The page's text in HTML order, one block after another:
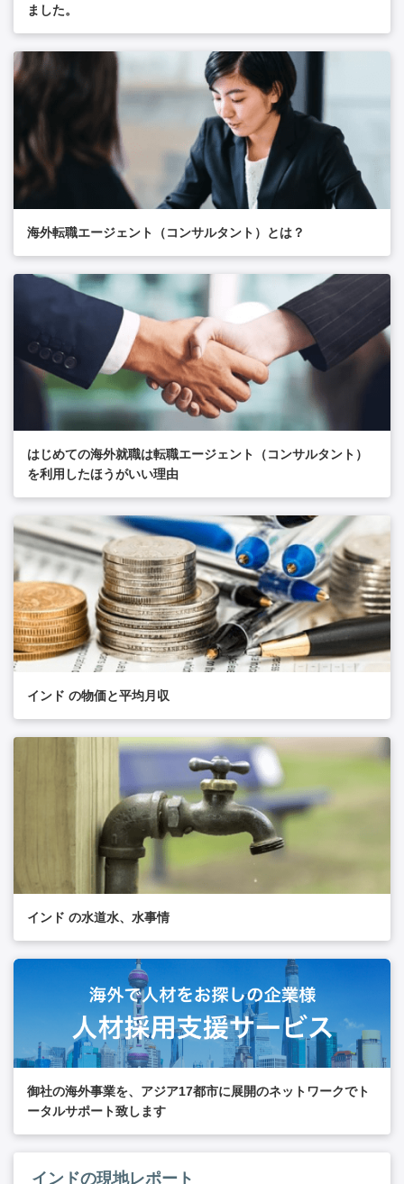
ました。
海外転職エージェント（コンサルタント）とは？
はじめての海外就職は転職エージェント（コンサルタント）
を利用したほうがいい理由
インド の物価と平均月収
インド の水道水、水事情
御社の海外事業を、アジア17都市に展開のネットワークでト
ータルサポート致します
インドの現地レポート